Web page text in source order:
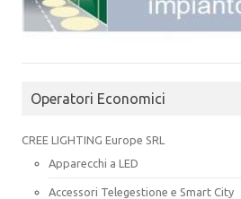
Operatori Economici
CREE LIGHTING Europe SRL
Apparecchi a LED
Accessori Telegestione e Smart City